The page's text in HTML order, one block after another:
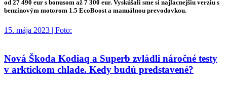
od 27 490 eur s bonusom až 7 300 eur. Vyskúšali sme si najlacnejšiu verziu s
benzínovým motorom 1.5 EcoBoost a manuálnou prevodovkou.
15. mája 2023 | Foto:
Nová Škoda Kodiaq a Superb zvládli náročné testy
v arktickom chlade. Kedy budú predstavené?